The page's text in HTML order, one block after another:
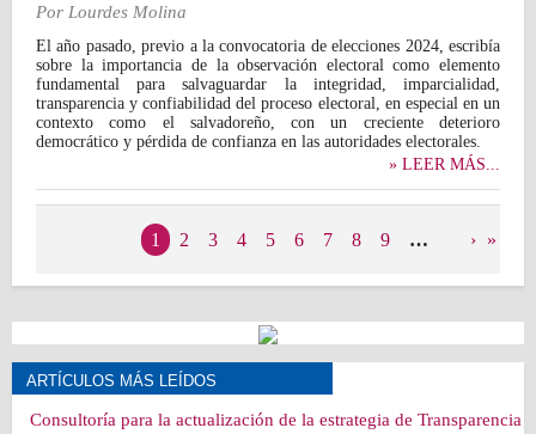
Por Lourdes Molina
El año pasado, previo a la convocatoria de elecciones 2024, escribía
sobre la importancia de la observación electoral como elemento
fundamental para salvaguardar la integridad, imparcialidad,
transparencia y confiabilidad del proceso electoral, en especial en un
contexto como el salvadoreño, con un creciente deterioro
democrático y pérdida de confianza en las autoridades electorales.
» LEER MÁS...
1 2 3 4 5 6 7 8 9 … › »
ARTÍCULOS MÁS LEÍDOS
Consultoría para la actualización de la estrategia de Transparencia